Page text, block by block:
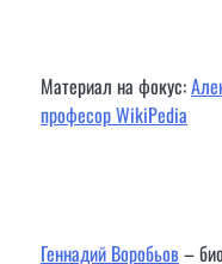
Материал на фокус:
професор WikiPedia
Геннадий Воробьов–